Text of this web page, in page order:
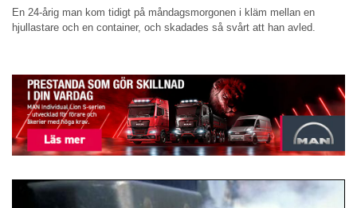
En 24-årig man kom tidigt på måndagsmorgonen i kläm mellan en
hjullastare och en container, och skadades så svårt att han avled.